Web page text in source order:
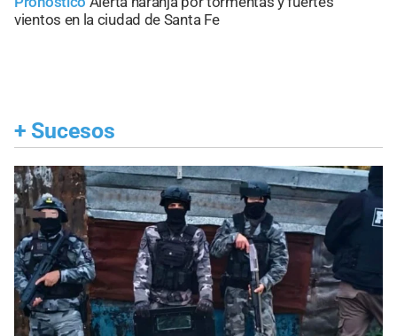
vientos en la ciudad de Santa Fe
+ Sucesos